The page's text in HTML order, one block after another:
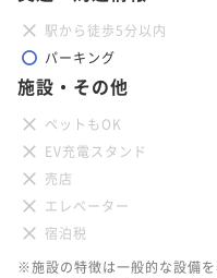
駅から徒歩5分以内
パーキング
施設・その他
ペットもOK
EV充電スタンド
売店
エレベーター
宿泊税
※施設の特徴は一般的な設備